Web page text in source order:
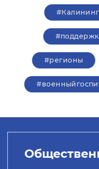
#регионы